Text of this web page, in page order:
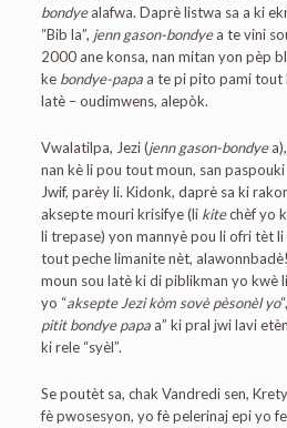
bondyealafwa. Daprè listwa sa a ki
“Bib la”, jenn gason-bondyea te vini
2000 ane konsa, nan mitan yon pèp
ke bondye-papaa te pi pito pami tout
latè – oudimwens, alepòk.
Vwalatilpa, Jezi (jenn gason-bondye
nan kè li pou tout moun, san
Jwif, parèy li. Kidonk, daprè sa ki
aksepte mouri krisifye (li kitechèf yo
li trepase) yon mannyè pou li ofri tèt li
tout peche limanite nèt,
moun sou latè ki di piblikman yo kwè
yo “aksepte Jezi kòm sovè pèsonèl yo
pitit bondye papaa” ki pral jwi lavi
ki rele “syèl”.
Se poutèt sa, chak Vandredi sen,
fè pwosesyon, yo fè pelerinaj epi yo